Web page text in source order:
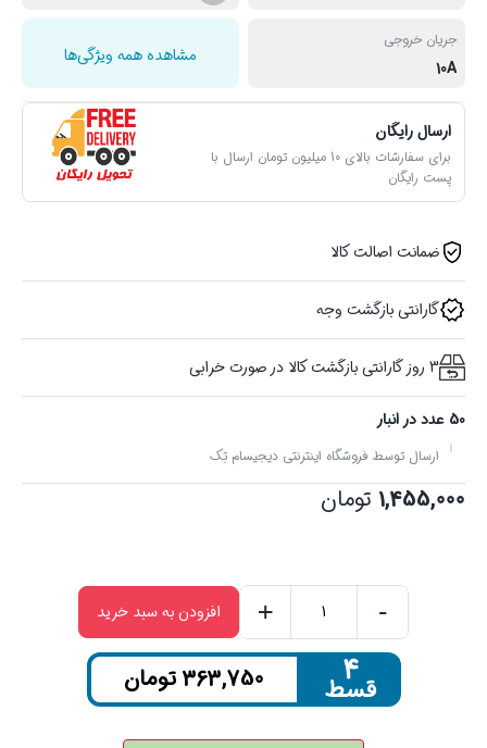
جریان خروجی
10A
مشاهده همه ویژگی‌ها
ارسال رایگان
برای سفارشات بالای 10 میلیون تومان ارسال با
پست رایگان
ضمانت اصالت کالا
گارانتی بازگشت وجه
3 روز گارانتی بازگشت کالا در صورت خرابی
50 عدد در انبار
ارسال توسط فروشگاه اینترنتی دیجیسام تِک
1,455,000 تومان
تغذیه
-
+ افزودن به سبد خرید
۴
قسط 363,750 تومان